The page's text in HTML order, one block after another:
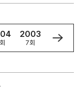
2003
7회
2002
6회